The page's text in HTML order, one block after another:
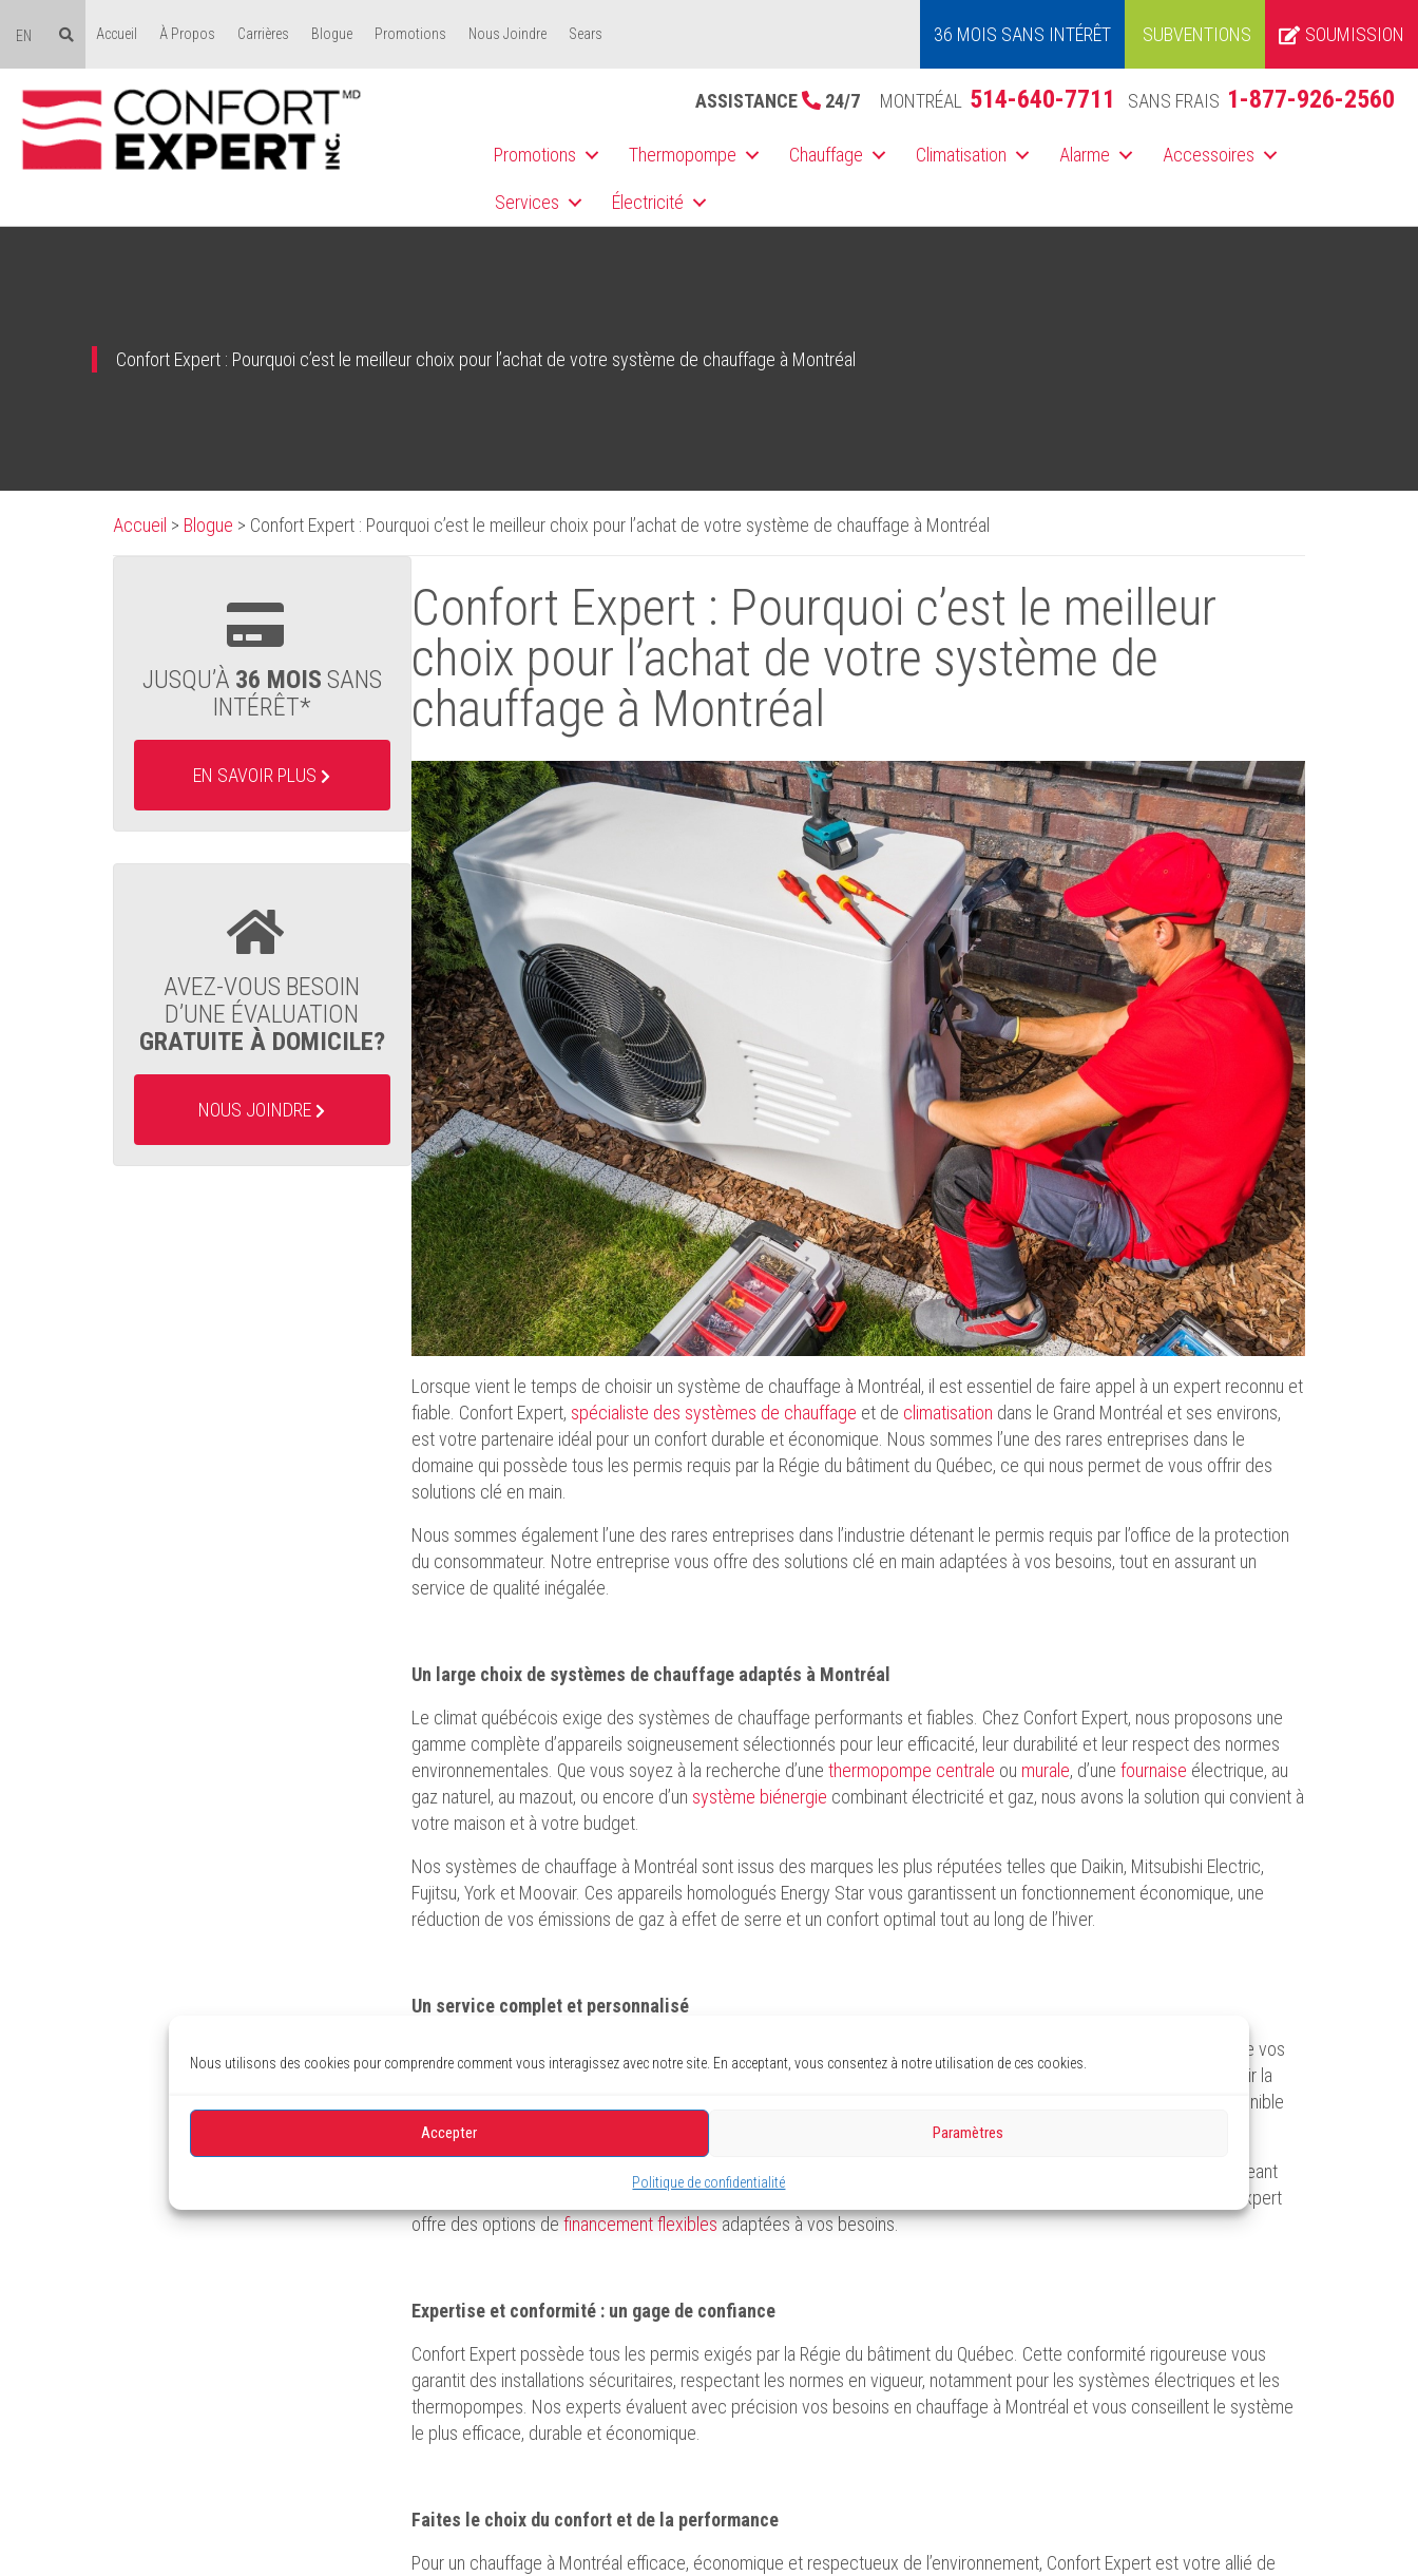
Nous utilisons des cookies pour comprendre comment vous interagissez avec notre site. En acceptant, vous consentez à notre utilisation de ces cookies.
Accepter Paramètres
Politique de confidentialité
EN Accueil À Propos Carrières Blogue Promotions Nous Joindre Sears 36 MOIS SANS INTÉRÊT SUBVENTIONS SOUMISSION
ASSISTANCE 24/7 MONTRÉAL 514-640-7711 SANS FRAIS 1-877-926-2560
Promotions Thermopompe Chauffage Climatisation Alarme Accessoires
Services Électricité
Confort Expert : Pourquoi c’est le meilleur choix pour l’achat de votre système de chauffage à Montréal
Accueil > Blogue > Confort Expert : Pourquoi c’est le meilleur choix pour l’achat de votre système de chauffage à Montréal
JUSQU’À 36 MOIS SANS
INTÉRÊT*
EN SAVOIR PLUS
AVEZ-VOUS BESOIN
D’UNE ÉVALUATION
GRATUITE À DOMICILE?
NOUS JOINDRE
Confort Expert : Pourquoi c’est le meilleur
choix pour l’achat de votre système de
chauffage à Montréal
Lorsque vient le temps de choisir un système de chauffage à Montréal, il est essentiel de faire appel à un expert reconnu et
fiable. Confort Expert, spécialiste des systèmes de chauffage et de climatisation dans le Grand Montréal et ses environs,
est votre partenaire idéal pour un confort durable et économique. Nous sommes l’une des rares entreprises dans le
domaine qui possède tous les permis requis par la Régie du bâtiment du Québec, ce qui nous permet de vous offrir des
solutions clé en main.
Nous sommes également l’une des rares entreprises dans l’industrie détenant le permis requis par l’office de la protection
du consommateur. Notre entreprise vous offre des solutions clé en main adaptées à vos besoins, tout en assurant un
service de qualité inégalée.
Un large choix de systèmes de chauffage adaptés à Montréal
Le climat québécois exige des systèmes de chauffage performants et fiables. Chez Confort Expert, nous proposons une
gamme complète d’appareils soigneusement sélectionnés pour leur efficacité, leur durabilité et leur respect des normes
environnementales. Que vous soyez à la recherche d’une thermopompe centrale ou murale, d’une fournaise électrique, au
gaz naturel, au mazout, ou encore d’un système biénergie combinant électricité et gaz, nous avons la solution qui convient à
votre maison et à votre budget.
Nos systèmes de chauffage à Montréal sont issus des marques les plus réputées telles que Daikin, Mitsubishi Electric,
Fujitsu, York et Moovair. Ces appareils homologués Energy Star vous garantissent un fonctionnement économique, une
réduction de vos émissions de gaz à effet de serre et un confort optimal tout au long de l’hiver.
Un service complet et personnalisé
Outre la vente et l’installation, Confort Expert est là pour vous assister dans l’entretien, la réparation et le nettoyage de vos
équipements. Nous offrons notamment un service innovateur denettoyage de conduits d’air, essentiel pour maintenir la
qualité de l’air intérieur et l’efficacité de votre système de chauffage. Notre équipe de techniciens certifiés est disponible
24/7 pour répondre à vos urgences, ce qui vous assure une tranquillité d’esprit en toutes circonstances.
Nous proposons également des plans de protection
qui facilitent la maintenance régulière de vos appareils, prolongeant
ainsi leur durée de vie et évitant les pannes coûteuses. Pour rendre votre investissement plus accessible, Confort Expert
offre des options definancement flexiblesadaptées à vos besoins.
Expertise et conformité : un gage de confiance
Confort Expert possède tous les permis exigés par la Régie du bâtiment du Québec. Cette conformité rigoureuse vous
garantit des installations sécuritaires, respectant les normes en vigueur, notamment pour les systèmes électriques et les
thermopompes. Nos experts évaluent avec précision vos besoins en chauffage à Montréal et vous conseillent le système
le plus efficace, durable et économique.
Faites le choix du confort et de la performance
Pour un chauffage à Montréal efficace, économique et respectueux de l’environnement, Confort Expert est votre allié de